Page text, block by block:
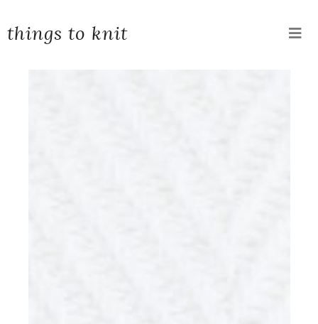
things to knit